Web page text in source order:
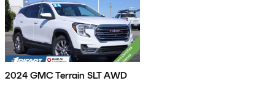
2024 GMC Terrain SLT AWD